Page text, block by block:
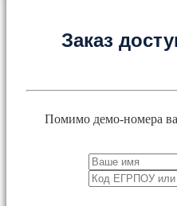
Заказ
Помимо демо-номера